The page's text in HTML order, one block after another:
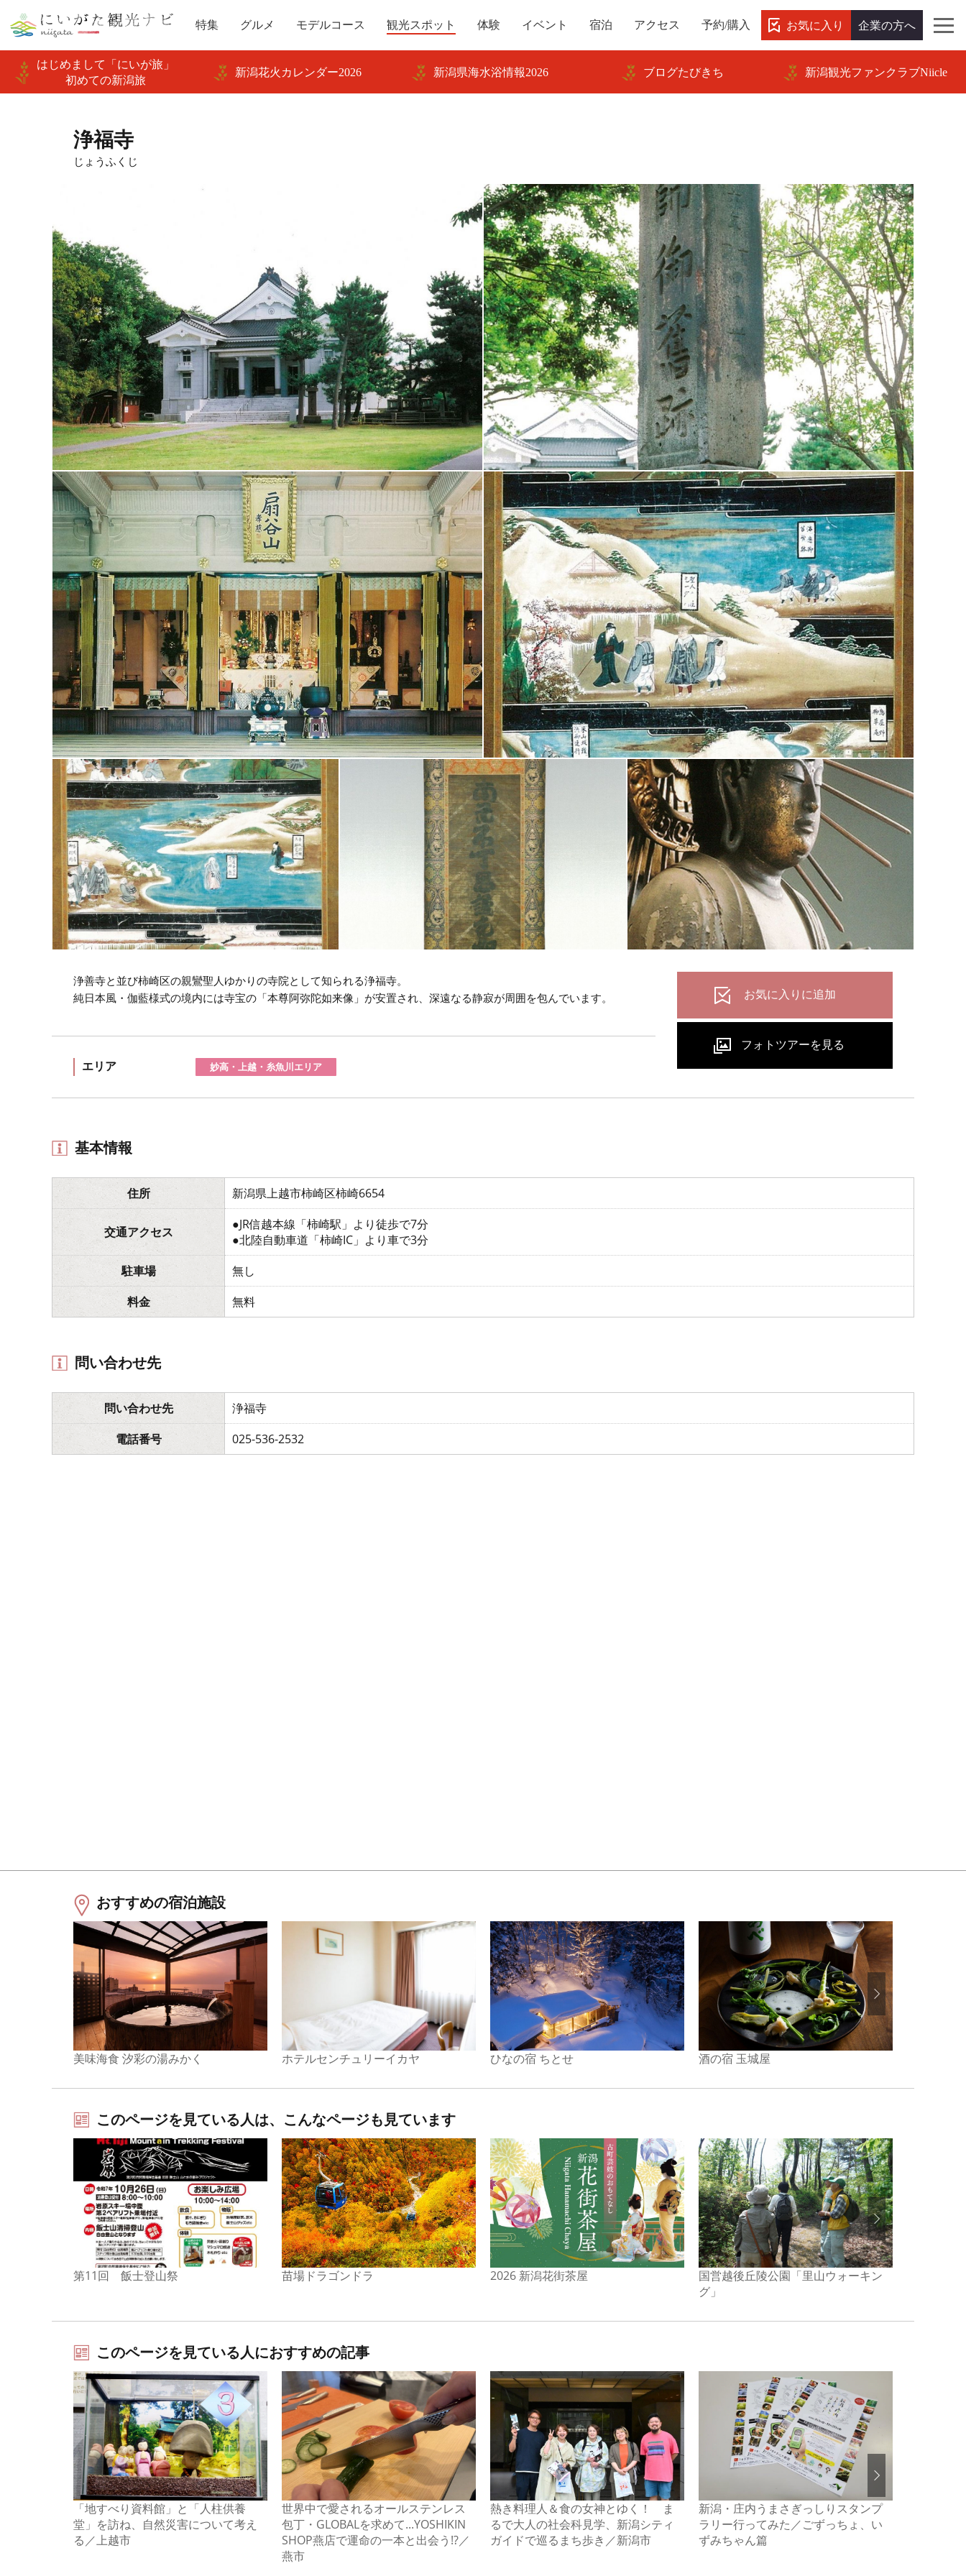
特集 グルメ モデルコース 観光スポット 体験 イベント 宿泊 アクセス 予約/購入 お気に入り 企業の方へ
はじめまして「にいが旅」
初めての新潟旅
新潟花火カレンダー2026 新潟県海水浴情報2026 ブログたびきち 新潟観光ファンクラブNiicle
浄福寺
じょうふくじ
浄善寺と並び柿崎区の親鸞聖人ゆかりの寺院として知られる浄福寺。
純日本風・伽藍様式の境内には寺宝の「本尊阿弥陀如来像」が安置され、深遠なる静寂が周囲を包んでいます。
エリア 妙高・上越・糸魚川エリア
基本情報
住所 新潟県上越市柿崎区柿崎6654
交通アクセス
●JR信越本線「柿崎駅」より徒歩で7分
●北陸自動車道「柿崎IC」より車で3分
駐車場
無し
料金
無料
問い合わせ先
問い合わせ先
浄福寺
電話番号
025-536-2532
おすすめの宿泊施設
美味海食 汐彩の湯みかく ホテルセンチュリーイカヤ ひなの宿 ちとせ 酒の宿 玉城屋
このページを見ている人は、こんなページも見ています
第11回 飯士登山祭 苗場ドラゴンドラ 2026 新潟花街茶屋
国営越後丘陵公園「里山ウォーキン
グ」
このページを見ている人におすすめの記事
「地すべり資料館」と「人柱供養
堂」を訪ね、自然災害について考え
る／上越市
世界中で愛されるオールステンレス
包丁・GLOBALを求めて...YOSHIKIN
SHOP燕店で運命の一本と出会う!?／
燕市
熱き料理人＆食の女神とゆく！ ま
るで大人の社会科見学、新潟シティ
ガイドで巡るまち歩き／新潟市
新潟・庄内うまさぎっしりスタンプ
ラリー行ってみた／ごずっちょ、い
ずみちゃん篇